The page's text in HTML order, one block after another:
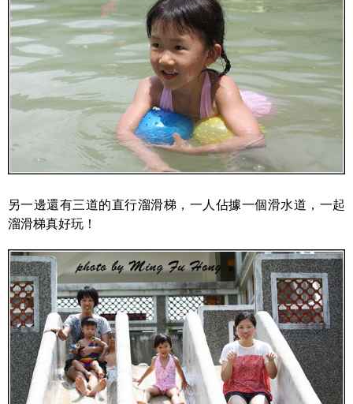
另一邊還有三道的直行溜滑梯，一人佔據一個滑水道，一起
溜滑梯真好玩！